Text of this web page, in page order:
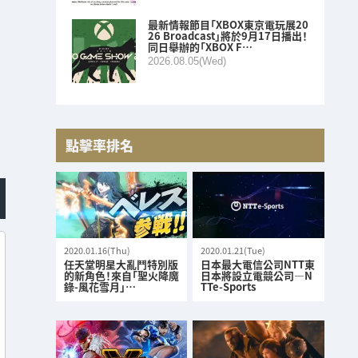
最新情報節目「XBOX東京電玩展20
26 Broadcast」將於9月17日播出！
同日舉辦的「XBOX F…
2026.08.05(Wed)
點擊率排名
2020.01.16(Thu)
任天堂明星大亂鬥特別版
的新角色！來自「聖火降魔
錄-風花雪月」…
2020.01.21(Tue)
日本最大電信公司NTT東
日本將設立電競公司—N
TTe-Sports